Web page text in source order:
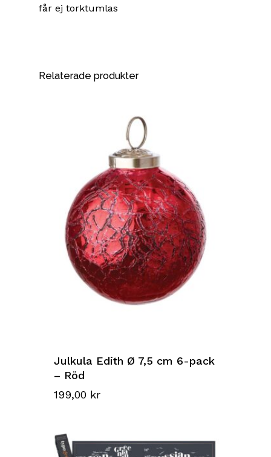
får ej torktumlas
Relaterade produkter
Julkula Edith Ø 7,5 cm 6-pack
– Röd
199,00 kr